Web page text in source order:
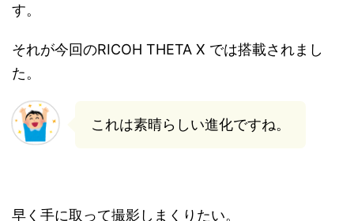
す。
それが今回のRICOH THETA X では搭載されまし
た。
これは素晴らしい進化ですね。
早く手に取って撮影しまくりたい。